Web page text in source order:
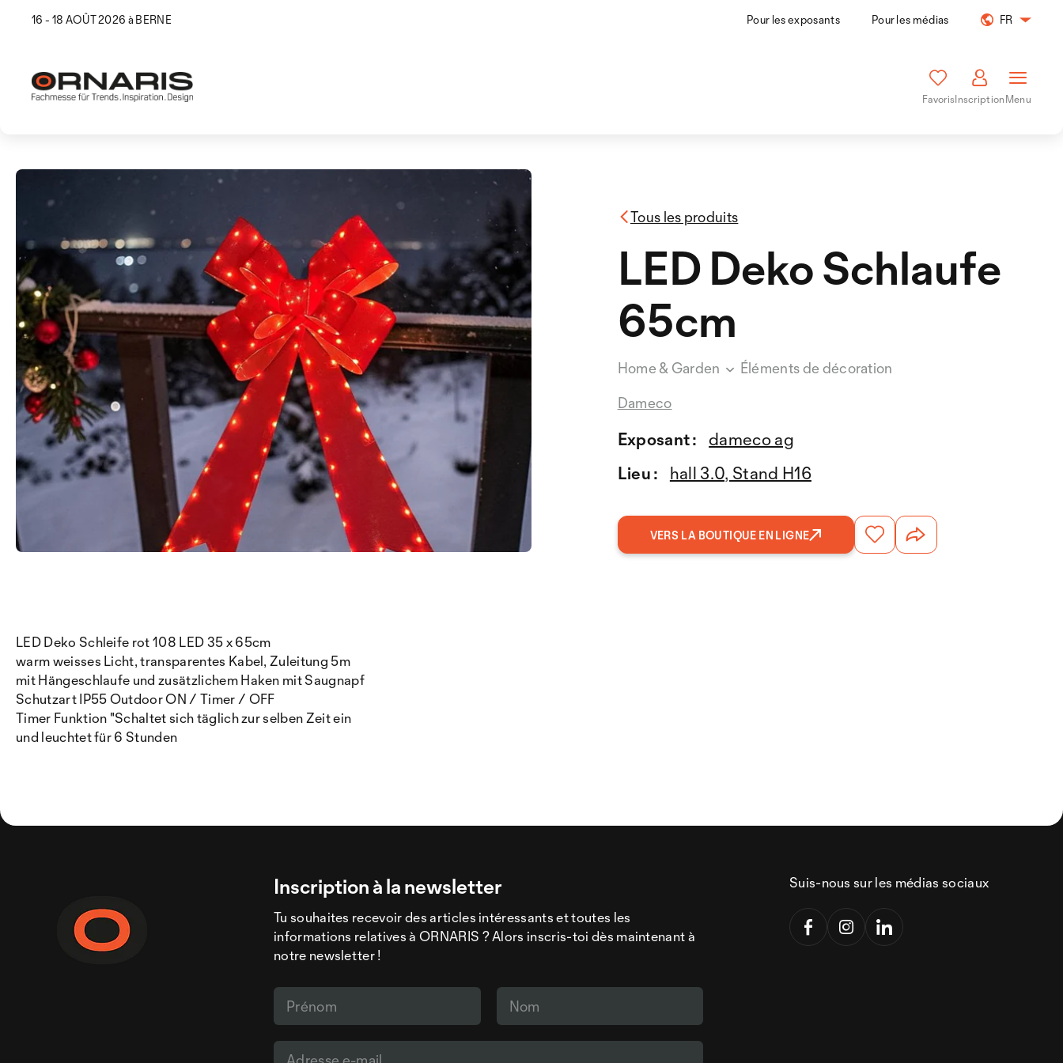
16 - 18 AOÛT 2026 à BERNE Pour les exposants Pour les médias FR
FavorisInscriptionMenu
Tous les produits
LED Deko Schlaufe
65cm
Home & Garden
Éléments de décoration
Dameco
Exposant :
dameco ag
Lieu :
hall 3.0, Stand H16
VERS LA BOUTIQUE EN LIGNE
LED Deko Schleife rot 108 LED 35 x 65cm
warm weisses Licht, transparentes Kabel, Zuleitung 5m
mit Hängeschlaufe und zusätzlichem Haken mit Saugnapf
Schutzart IP55 Outdoor ON / Timer / OFF
Timer Funktion "Schaltet sich täglich zur selben Zeit ein
und leuchtet für 6 Stunden
Inscription à la newsletter
Tu souhaites recevoir des articles intéressants et toutes les
informations relatives à ORNARIS ? Alors inscris-toi dès maintenant à
notre newsletter !
Suis-nous sur les médias sociaux